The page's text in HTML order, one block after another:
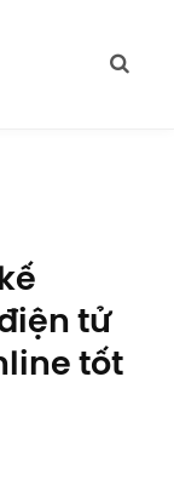
tử
tốt